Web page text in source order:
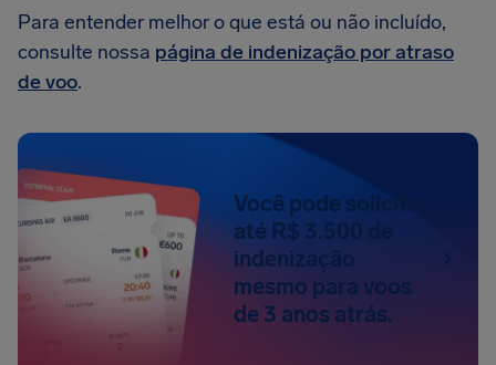
Para entender melhor o que está ou não incluído,
consulte nossa página de indenização por atraso
de voo.
Você pode solicitar
até R$ 3.500 de
indenização
mesmo para voos
de 3 anos atrás.